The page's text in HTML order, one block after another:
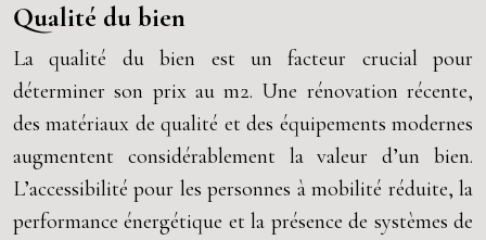
Qualité du bien
La qualité du bien est un facteur crucial pour
déterminer son prix au m2. Une rénovation récente,
des matériaux de qualité et des équipements modernes
augmentent considérablement la valeur d’un bien.
L’accessibilité pour les personnes à mobilité réduite, la
performance énergétique et la présence de systèmes de